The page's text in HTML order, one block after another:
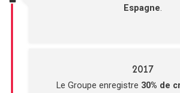
Espagne.
2017
Le Groupe enregistre 30% de